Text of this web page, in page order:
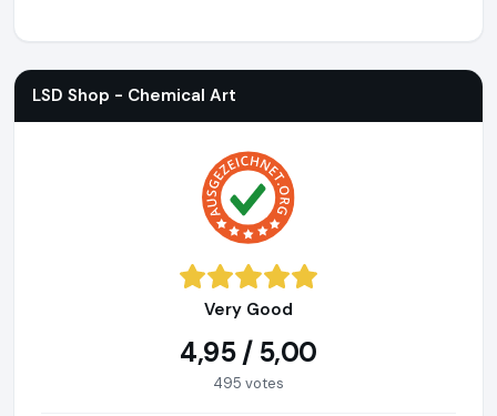
LSD Shop - Chemical Art
Very Good
4,95 / 5,00
495 votes